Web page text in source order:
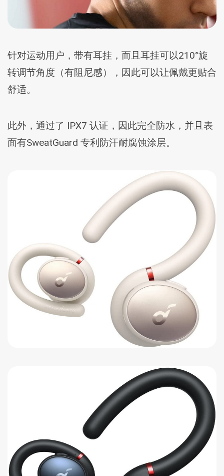
针对运动用户，带有耳挂，而且耳挂可以210°旋
转调节角度（有阻尼感），因此可以让佩戴更贴合
舒适。
此外，通过了 IPX7 认证，因此完全防水，并且表
面有SweatGuard 专利防汗耐腐蚀涂层。